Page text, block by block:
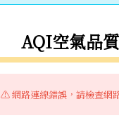
AQI空氣品質
⚠️ 網路連線錯誤，請檢查網